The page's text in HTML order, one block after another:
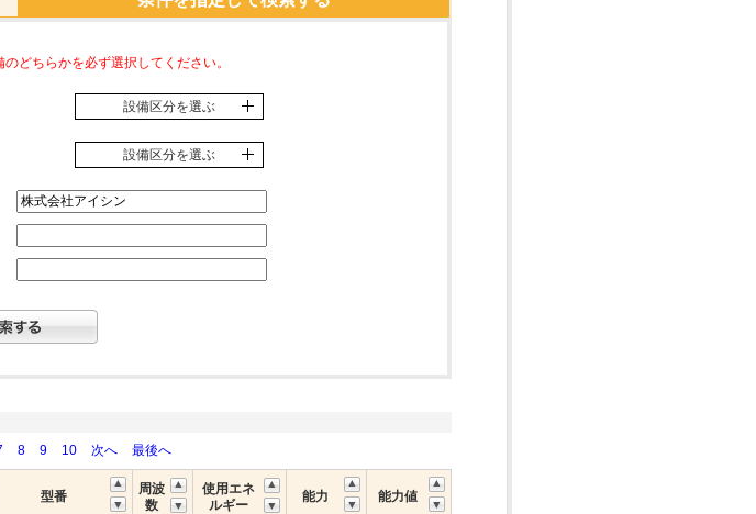
どちらかを必ず選択してください。
設備区分を選ぶ
設備区分を選ぶ
8 9 10 次へ 最後へ
型番
周波
数
使用エネ
ルギー
能力 能力値